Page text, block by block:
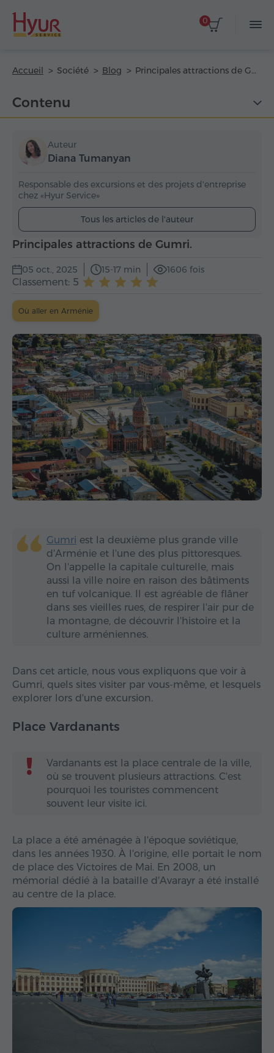
0
Accueil Société Blog Principales attractions de Gumri.
Principales attractions de Gumri.
05 oct., 2025 15-17 min 1606 fois
Classement: 5
Où aller en Arménie
Gumri est la deuxième plus grande ville
d'Arménie et l'une des plus pittoresques.
On l'appelle la capitale culturelle, mais
aussi la ville noire en raison des bâtiments
en tuf volcanique. Il est agréable de flâner
dans ses vieilles rues, de respirer l'air pur de
la montagne, de découvrir l'histoire et la
culture arméniennes.
Dans cet article, nous vous expliquons que voir à
Gumri, quels sites visiter par vous-même, et lesquels
explorer lors d'une excursion.
Place Vardanants
Vardanants est la place centrale de la ville,
où se trouvent plusieurs attractions. C'est
pourquoi les touristes commencent
souvent leur visite ici.
La place a été aménagée à l'époque soviétique,
dans les années 1930. À l'origine, elle portait le nom
de place des Victoires de Mai. En 2008, un
mémorial dédié à la bataille d'Avarayr a été installé
au centre de la place.
Contenu
Auteur
Diana Tumanyan
Responsable des excursions et des projets d'entreprise
chez «Hyur Service»
Tous les articles de l'auteur